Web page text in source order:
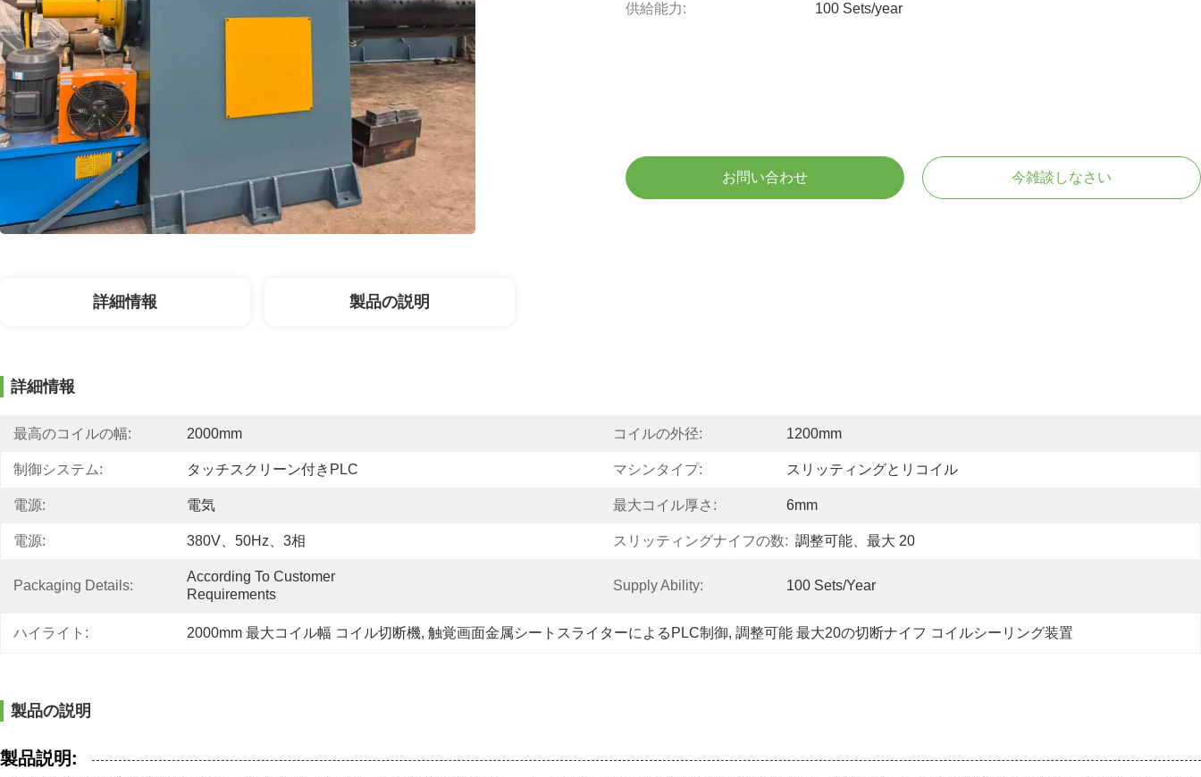
供給能力: 100 Sets/year
お問い合わせ 今雑談しなさい
詳細情報 製品の説明
詳細情報
最高のコイルの幅: 2000mm コイルの外径: 1200mm
制御システム: タッチスクリーン付きPLC マシンタイプ: スリッティングとリコイル
電源: 電気 最大コイル厚さ: 6mm
電源: 380V、50Hz、3相 スリッティングナイフの数: 調整可能、最大 20
Packaging Details:
According To Customer
Requirements
Supply Ability: 100 Sets/year
ハイライト: 2000mm 最大コイル幅 コイル切断機, 触覚画面金属シートスライターによるPLC制御, 調整可能 最大20の切断ナイフ コイルシーリング装置
製品の説明
製品説明: